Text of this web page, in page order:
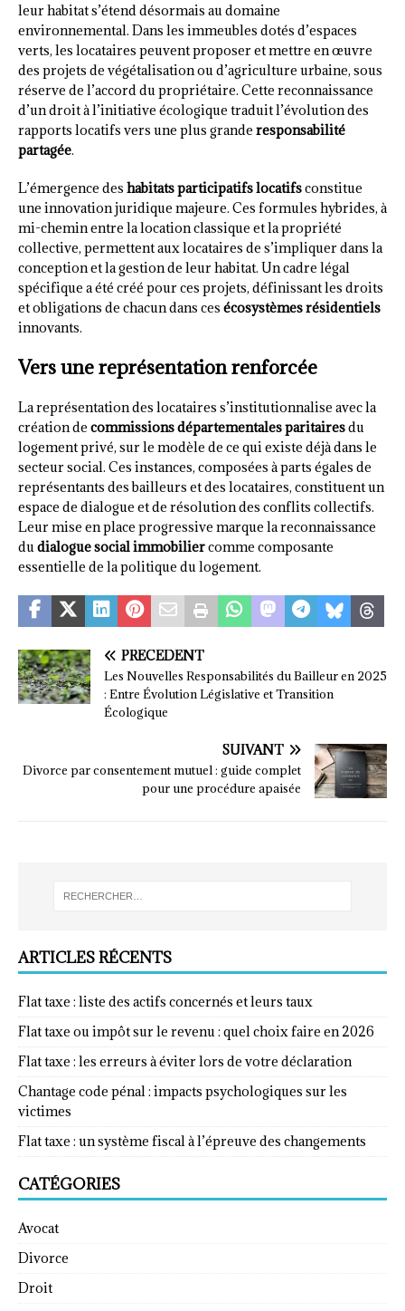
leur habitat s’étend désormais au domaine
environnemental. Dans les immeubles dotés d’espaces
verts, les locataires peuvent proposer et mettre en œuvre
des projets de végétalisation ou d’agriculture urbaine, sous
réserve de l’accord du propriétaire. Cette reconnaissance
d’un droit à l’initiative écologique traduit l’évolution des
rapports locatifs vers une plus grande responsabilité
partagée.
L’émergence des habitats participatifs locatifsconstitue
une innovation juridique majeure. Ces formules hybrides, à
mi-chemin entre la location classique et la propriété
collective, permettent aux locataires de s’impliquer dans la
conception et la gestion de leur habitat. Un cadre légal
spécifique a été créé pour ces projets, définissant les droits
et obligations de chacun dans ces écosystèmes résidentiels
innovants.
Vers une représentation renforcée
La représentation des locataires s’institutionnalise avec la
création de commissions départementales paritairesdu
logement privé, sur le modèle de ce qui existe déjà dans le
secteur social. Ces instances, composées à parts égales de
représentants des bailleurs et des locataires, constituent un
espace de dialogue et de résolution des conflits collectifs.
Leur mise en place progressive marque la reconnaissance
dudialogue social immobiliercomme composante
essentielle de la politique du logement.
PRÉCÉDENT
Les Nouvelles Responsabilités du Bailleur en 2025
: Entre Évolution Législative et Transition
Écologique
SUIVANT
Divorce par consentement mutuel : guide complet
pour une procédure apaisée
ARTICLES RÉCENTS
Flat taxe : liste des actifs concernés et leurs taux
Flat taxe ou impôt sur le revenu : quel choix faire en 2026
Flat taxe : les erreurs à éviter lors de votre déclaration
Chantage code pénal : impacts psychologiques sur les
victimes
Flat taxe : un système fiscal à l’épreuve des changements
CATÉGORIES
Avocat
Divorce
Droit